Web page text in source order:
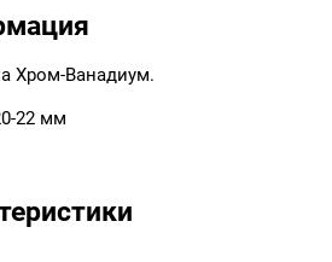
Хром-Ванадиум.
22 мм